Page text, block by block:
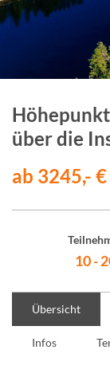
über die
ab 3245,- €
10 -
Übersicht
Infos